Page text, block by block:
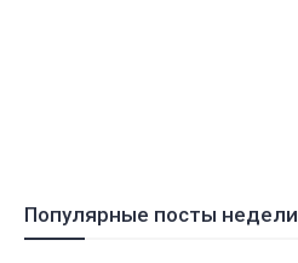
Популярные посты недели